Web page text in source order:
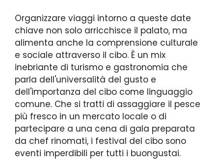
Organizzare viaggi intorno a queste date
chiave non solo arricchisce il palato, ma
alimenta anche la comprensione culturale
e sociale attraverso il cibo. È un mix
inebriante di turismo e gastronomia che
parla dell'universalità del gusto e
dell'importanza del cibo come linguaggio
comune. Che si tratti di assaggiare il pesce
più fresco in un mercato locale o di
partecipare a una cena di gala preparata
da chef rinomati, i festival del cibo sono
eventi imperdibili per tutti i buongustai.